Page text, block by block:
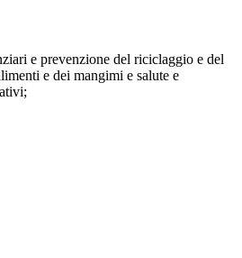
e prevenzione del riciclaggio e del
e dei mangimi e salute e